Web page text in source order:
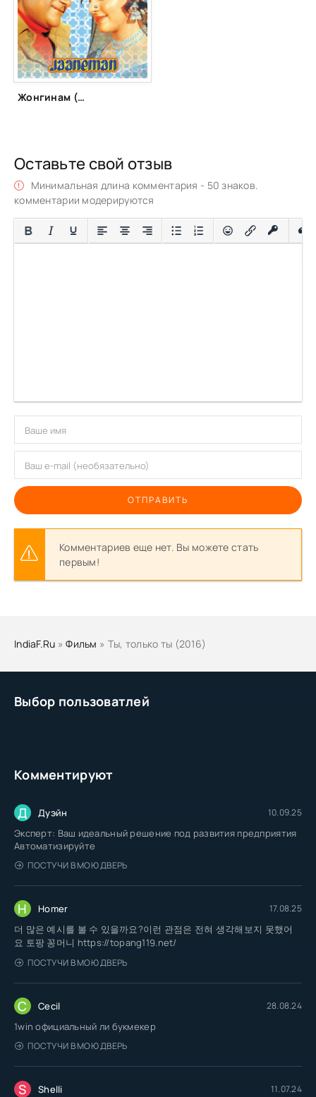
Выбор пользоватлей
Комментируют
Д Дуэйн 10.09.25
Эксперт: Ваш идеальный решение под развития предприятия
Автоматизируйте
ПОСТУЧИ В МОЮ ДВЕРЬ
H Homer 17.08.25
더 많은 예시를 볼 수 있을까요?이런 관점은 전혀 생각해보지 못했어
요 토팡 꽁머니 https://topang119.net/
ПОСТУЧИ В МОЮ ДВЕРЬ
C Cecil 28.08.24
1win официальный ли букмекер
ПОСТУЧИ В МОЮ ДВЕРЬ
S Shelli 11.07.24
Жонгинам (1976)
Оставьте свой отзыв
Минимальная длина комментария - 50 знаков.
комментарии модерируются
ОТПРАВИТЬ
Комментариев еще нет. Вы можете стать
первым!
IndiaF.Ru »Фильм » Ты, только ты (2016)